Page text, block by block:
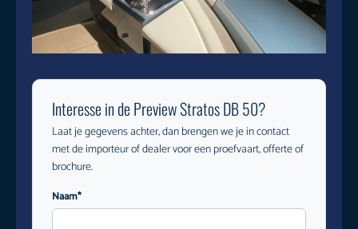
Interesse in de Preview Stratos DB 50?
Laat je gegevens achter, dan brengen we je in contact
met de importeur of dealer voor een proefvaart, offerte of
brochure.
Naam*